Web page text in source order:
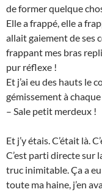
de former quelque
Elle a frappé, elle a
allait gaiement de ses
frappant mes bras
pur réflexe !
Et j’ai eu des hauts le
gémissement à chaque
– Sale petit merdeux !
Et j’y étais. C’était là.
C’est parti directe sur
truc inimitable. Ça a
toute ma haine, j’en